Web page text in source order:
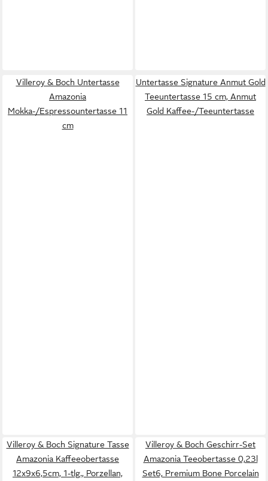
Villeroy & Boch Untertasse
Amazonia
Mokka-/Espressountertasse 11
cm
Untertasse Signature Anmut Gold
Teeuntertasse 15 cm, Anmut
Gold Kaffee-/Teeuntertasse
Villeroy & Boch Signature Tasse
Amazonia Kaffeeobertasse
12x9x6,5cm, 1-tlg., Porzellan,
Villeroy & Boch Geschirr-Set
Amazonia Teeobertasse 0,23l
Set6, Premium Bone Porcelain